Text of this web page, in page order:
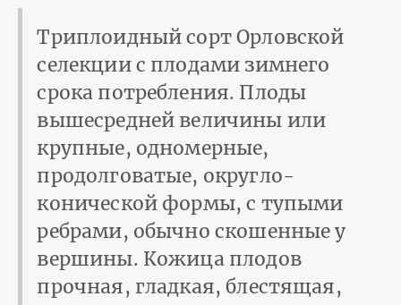
Триплоидный сорт Орловской
селекции с плодами зимнего
срока потребления. Плоды
вышесредней величины или
крупные, одномерные,
продолговатые, округло-
конической формы, с тупыми
ребрами, обычно скошенные у
вершины. Кожица плодов
прочная, гладкая, блестящая,